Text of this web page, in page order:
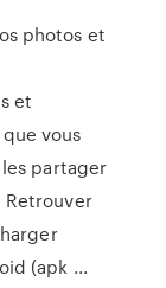
photos et
et
vous
partager
Retrouver
(apk ...